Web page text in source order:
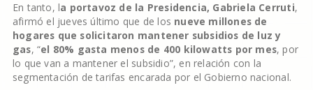
En tanto, la portavoz de la Presidencia, Gabriela Cerruti,
afirmó el jueves último que de los nueve millones de
hogares que solicitaron mantener subsidios de luz y
gas, “el 80% gasta menos de 400 kilowatts por mes, por
lo que van a mantener el subsidio”, en relación con la
segmentación de tarifas encarada por el Gobierno nacional.